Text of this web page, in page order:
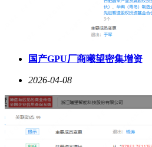
国产GPU厂商曦望密集增资
2026-04-08